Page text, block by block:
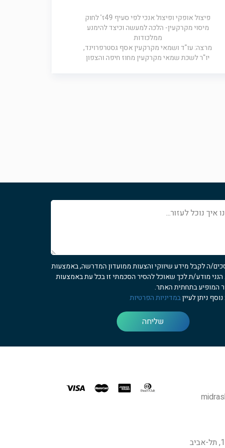
פיצול אופקי ופיצול אנכי לפי סעיף 49ז' לחוק
מיסוי מקרקעין- הלכה למעשה וכיצד להימנע
ממלכודות
מרצה: עו"ד ושמאי מקרקעין אסף גסטרפרוינד,
יו"ר לשכת שמאי מקרקעין מחוז חיפה והצפון
ה לקבל מידע שיווקי והצעות ממועדון המדרשה, באמצעות
הנני מודע/ת לכך שאוכל להסיר הסכמתי זו בכל עת באמצעות
המופיע בתחתית האתר.
ניתן לעייןבמדיניות הפרטיות
שליחה